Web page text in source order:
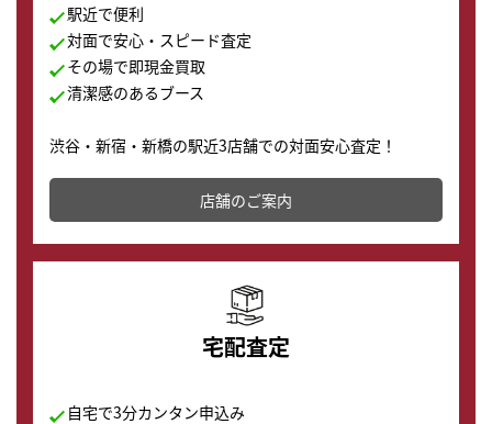
駅近で便利
対面で安心・スピード査定
その場で即現金買取
清潔感のあるブース
渋谷・新宿・新橋の駅近3店舗での対面安心査定！
店舗を併設しており、下取りに出してお得に新しい時計
の購入もできます♪
店舗のご案内
宅配査定
自宅で3分カンタン申込み